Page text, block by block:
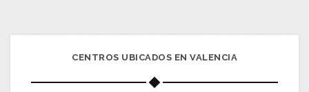
CENTROS UBICADOS EN VALENCIA